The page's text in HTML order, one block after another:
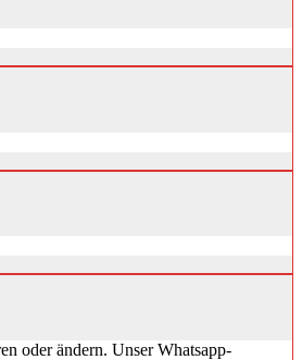
oder ändern. Unser Whatsapp-